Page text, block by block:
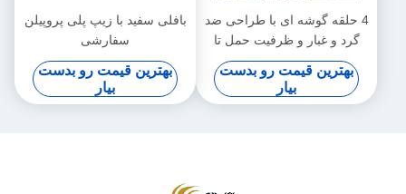
4 حلقه گوشه ای با طراحی ضد
گرد و غبار و ظرفیت حمل تا
2000 کیلوگرم برای راه حل
های بسته بندی محکم
بهترین قیمت رو بدست
بیار
بافلی سفید با زیپ پلی پروپیلن
سفارشی
بهترین قیمت رو بدست
بیار